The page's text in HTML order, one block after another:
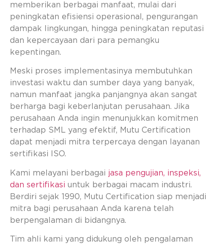
memberikan berbagai manfaat, mulai dari
peningkatan efisiensi operasional, pengurangan
dampak lingkungan, hingga peningkatan reputasi
dan kepercayaan dari para pemangku
kepentingan.
Meski proses implementasinya membutuhkan
investasi waktu dan sumber daya yang banyak,
namun manfaat jangka panjangnya akan sangat
berharga bagi keberlanjutan perusahaan. Jika
perusahaan Anda ingin menunjukkan komitmen
terhadap SML yang efektif, Mutu Certification
dapat menjadi mitra terpercaya dengan layanan
sertifikasi ISO.
Kami melayani berbagai jasa pengujian, inspeksi,
dan sertifikasi untuk berbagai macam industri.
Berdiri sejak 1990, Mutu Certification siap menjadi
mitra bagi perusahaan Anda karena telah
berpengalaman di bidangnya.
Tim ahli kami yang didukung oleh pengalaman